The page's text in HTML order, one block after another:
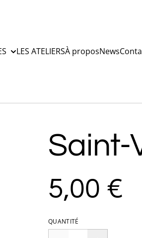
LES ATELIERSÀ proposNews
Saint-
5,00 €
QUANTITÉ